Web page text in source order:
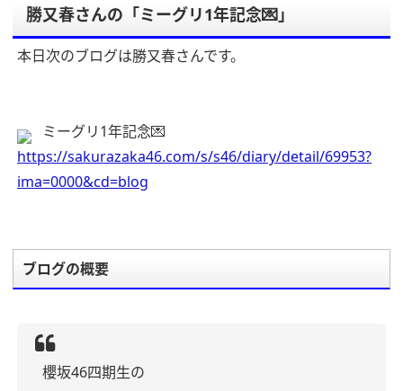
勝又春さんの「ミーグリ1年記念💌」
本日次のブログは勝又春さんです。
ミーグリ1年記念💌
https://sakurazaka46.com/s/s46/diary/detail/69953?
ima=0000&cd=blog
ブログの概要
櫻坂46四期生の